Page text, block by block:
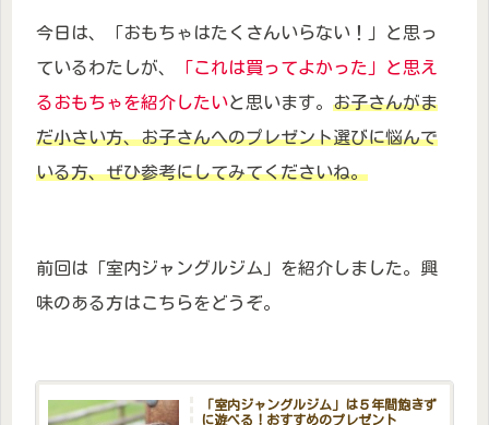
今日は、「おもちゃはたくさんいらない！」と思っ
ているわたしが、
「これは買ってよかった」と思え
るおもちゃを紹介したいと思います。 お子さんがま
だ小さい方、お子さんへのプレゼント選びに悩んで
いる方、ぜひ参考にしてみてくださいね。
前回は「室内ジャングルジム」を紹介しました。興
味のある方はこちらをどうぞ。
「室内ジャングルジム」は５年間飽きず
に遊べる！おすすめのプレゼント